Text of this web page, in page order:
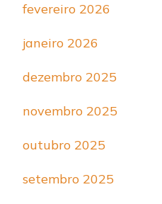
fevereiro 2026
janeiro 2026
dezembro 2025
novembro 2025
outubro 2025
setembro 2025